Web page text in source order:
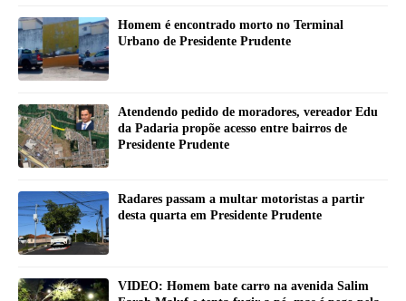
Homem é encontrado morto no Terminal
Urbano de Presidente Prudente
Atendendo pedido de moradores, vereador Edu
da Padaria propõe acesso entre bairros de
Presidente Prudente
Radares passam a multar motoristas a partir
desta quarta em Presidente Prudente
VIDEO: Homem bate carro na avenida Salim